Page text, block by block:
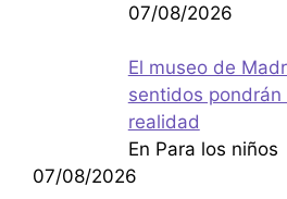
07/08/2026
El museo de
sentidos pondrán
realidad
En Para los niños
07/08/2026